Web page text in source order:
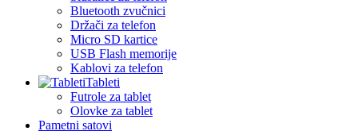
Bluetooth zvučnici
Držači za telefon
Micro SD kartice
USB Flash memorije
Kablovi za telefon
Tableti
Futrole za tablet
Olovke za tablet
Pametni satovi